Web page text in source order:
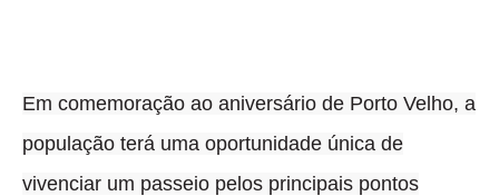
Em comemoração ao aniversário de Porto Velho, a
população terá uma oportunidade única de
vivenciar um passeio pelos principais pontos